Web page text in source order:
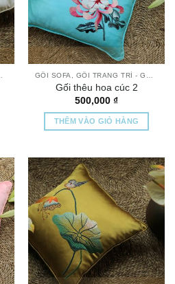
Gối thêu hoa cúc 2
500,000 ₫
THÊM VÀO GIỎ HÀNG